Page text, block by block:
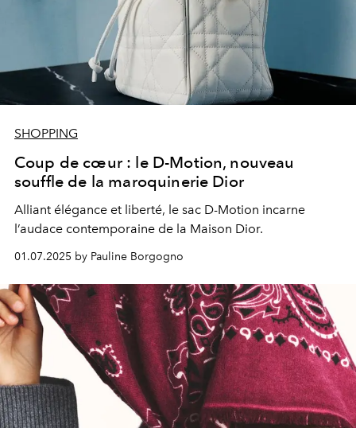
SHOPPING
Coup de cœur : le D-Motion, nouveau
souffle de la maroquinerie Dior
Alliant élégance et liberté, le sac D-Motion incarne
l’audace contemporaine de la Maison Dior.
01.07.2025 by Pauline Borgogno